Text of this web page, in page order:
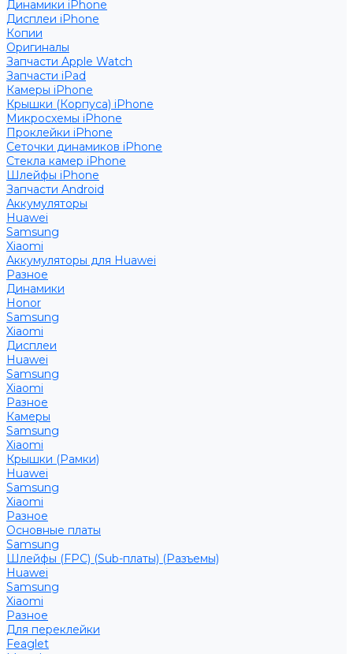
Динамики iPhone
Дисплеи iPhone
Копии
Оригиналы
Запчасти Apple Watch
Запчасти iPad
Камеры iPhone
Крышки (Корпуса) iPhone
Микросхемы iPhone
Проклейки iPhone
Сеточки динамиков iPhone
Стекла камер iPhone
Шлейфы iPhone
Запчасти Android
Аккумуляторы
Huawei
Samsung
Xiaomi
Аккумуляторы для Huawei
Разное
Динамики
Honor
Samsung
Xiaomi
Дисплеи
Huawei
Samsung
Xiaomi
Разное
Камеры
Samsung
Xiaomi
Крышки (Рамки)
Huawei
Samsung
Xiaomi
Разное
Основные платы
Samsung
Шлейфы (FPC) (Sub-платы) (Разъемы)
Huawei
Samsung
Xiaomi
Разное
Для переклейки
Feaglet